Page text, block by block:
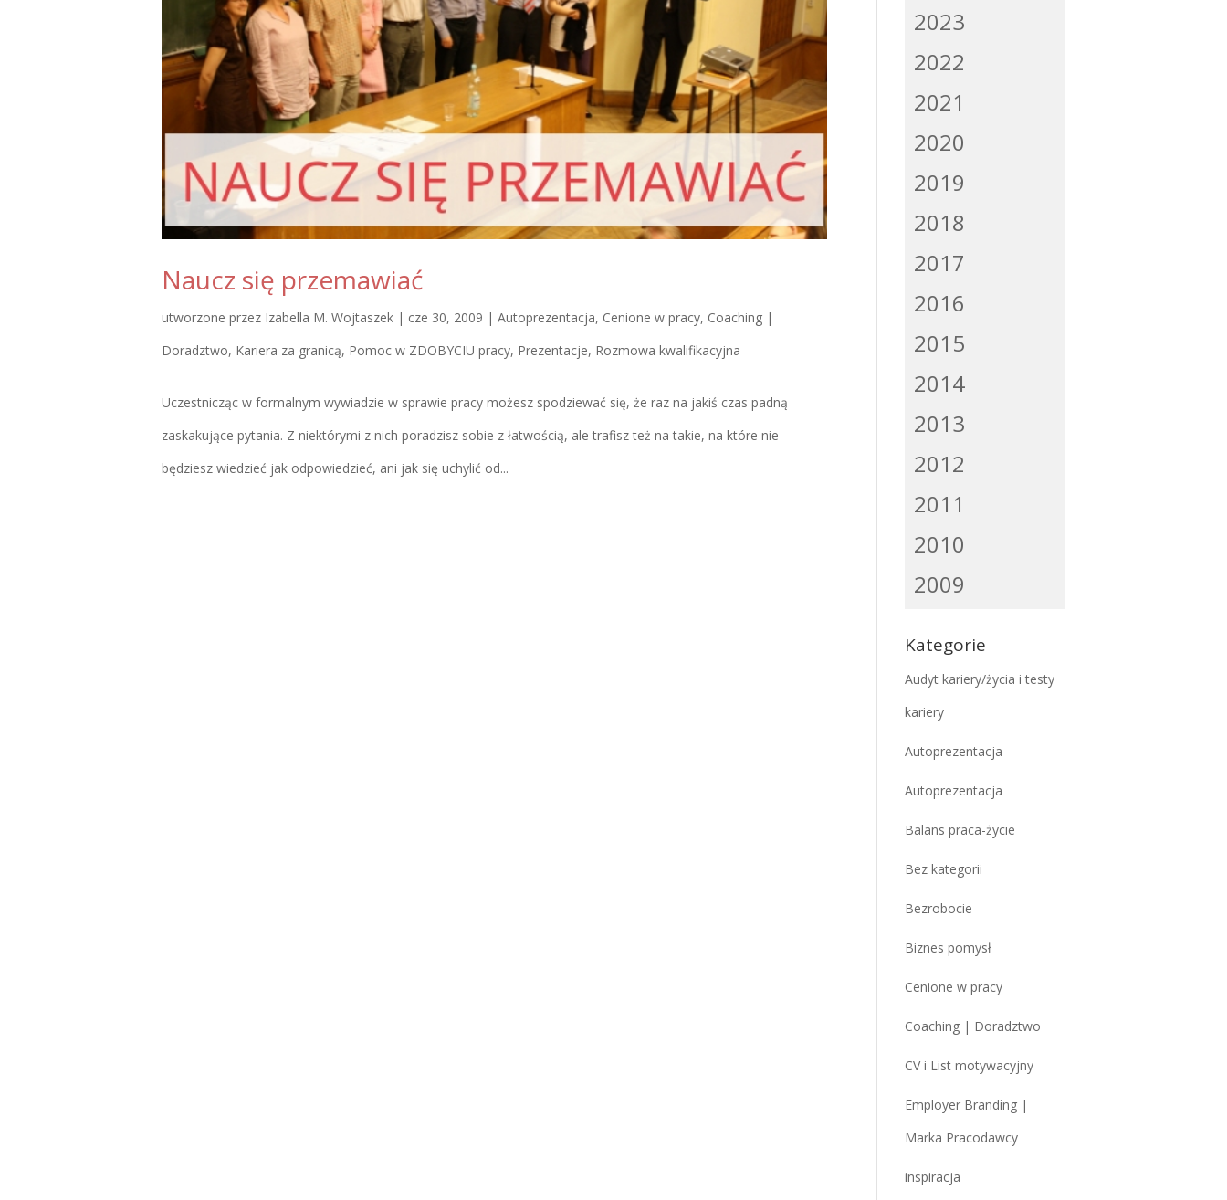
Naucz się przemawiać
utworzone przez Izabella M. Wojtaszek| cze 30, 2009 | Autoprezentacja, Cenione w pracy, Coaching |
Doradztwo, Kariera za granicą, Pomoc w ZDOBYCIU pracy, Prezentacje, Rozmowa kwalifikacyjna
Uczestnicząc w formalnym wywiadzie w sprawie pracy możesz spodziewać się, że raz na jakiś czas padną
zaskakujące pytania. Z niektórymi z nich poradzisz sobie z łatwością, ale trafisz też na takie, na które nie
będziesz wiedzieć jak odpowiedzieć, ani jak się uchylić od...
2023
2022
2021
2020
2019
2018
2017
2016
2015
2014
2013
2012
2011
2010
2009
Kategorie
Audyt kariery/życia i testy
kariery
Autoprezentacja
Autoprezentacja
Balans praca-życie
Bez kategorii
Bezrobocie
Biznes pomysł
Cenione w pracy
Coaching | Doradztwo
CV i List motywacyjny
Employer Branding |
Marka Pracodawcy
inspiracja